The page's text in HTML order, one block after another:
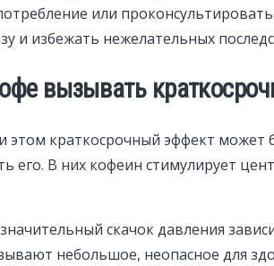
или
и избежать нежелательных
вызывать
этом краткосрочный эффект может
его. В них кофеин стимулирует
скачок давления
небольшое, неопасное для